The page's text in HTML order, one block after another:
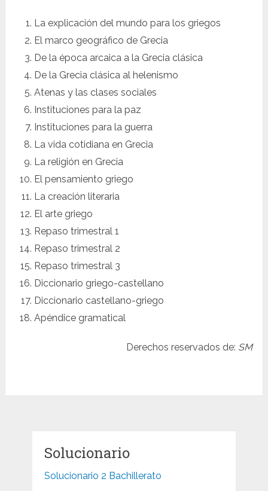
La explicación del mundo para los griegos
El marco geográfico de Grecia
De la época arcaica a la Grecia clásica
De la Grecia clásica al helenismo
Atenas y las clases sociales
Instituciones para la paz
Instituciones para la guerra
La vida cotidiana en Grecia
La religión en Grecia
El pensamiento griego
La creación literaria
El arte griego
Repaso trimestral 1
Repaso trimestral 2
Repaso trimestral 3
Diccionario griego-castellano
Diccionario castellano-griego
Apéndice gramatical
Derechos reservados de: SM
Solucionario
Solucionario 2 Bachillerato